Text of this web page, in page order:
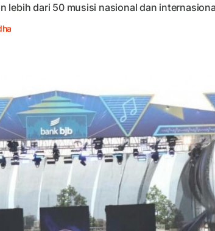
lebih dari 50 musisi nasional dan